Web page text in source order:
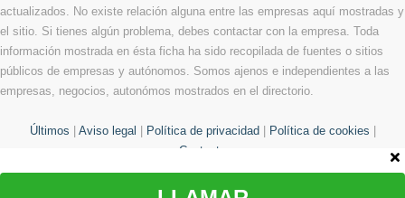
actualizados. No existe relación alguna entre las empresas aquí mostradas y
el sitio. Si tienes algún problema, debes contactar con la empresa. Toda
información mostrada en ésta ficha ha sido recopilada de fuentes o sitios
públicos de empresas y autónomos. Somos ajenos e independientes a las
empresas, negocios, autonómos mostrados en el directorio.
Últimos Aviso legal Política de privacidad Política de cookies
Contacto